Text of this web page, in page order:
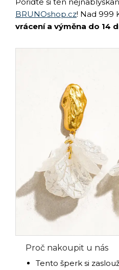
Pořiďte si ten
BRUNOshop.cz! Nad 999
vrácení a výměna do 14
Proč nakoupit u nás
Tento šperk si